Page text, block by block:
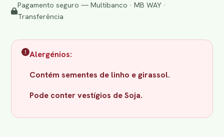
Pagamento seguro — Multibanco · MB WAY ·
Transferência
Alergénios:
Contém sementes de linho e girassol.
​Pode conter vestígios de Soja.